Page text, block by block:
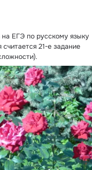
ЕГЭ по русскому языку
21-е задание